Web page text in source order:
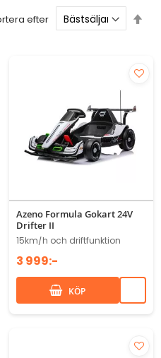
efter
Azeno Formula Gokart 24V
Drifter II
15km/h och driftfunktion
3 999:-
KÖP